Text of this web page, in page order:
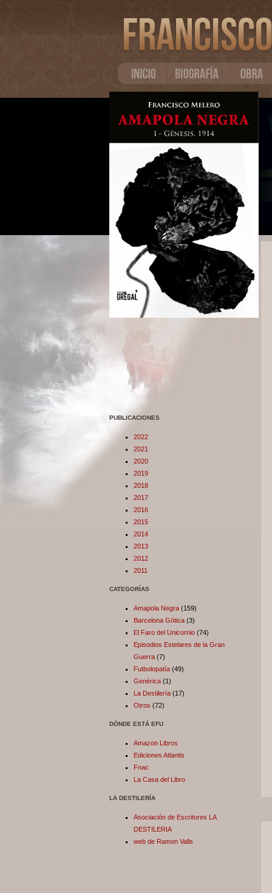
PUBLICACIONES
2022
2021
2020
2019
2018
2017
2016
2015
2014
2013
2012
2011
CATEGORÍAS
Amapola Negra (159)
Barcelona Gótica (3)
El Faro del Unicornio (74)
Episodios Estelares de la Gran
Guerra (7)
Futbolopatía (49)
Genérica (1)
La Destilería (17)
Otros (72)
DÓNDE ESTÁ EFU
Amazon Libros
Ediciones Atlantis
Fnac
La Casa del Libro
LA DESTILERÍA
Asociación de Escritores LA
DESTILERIA
web de Ramon Valls